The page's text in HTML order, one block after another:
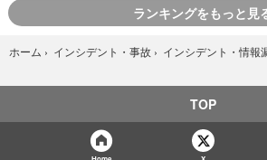
ランキングをもっと見
ホーム › インシデント・事故 › インシデント・情報
TOP